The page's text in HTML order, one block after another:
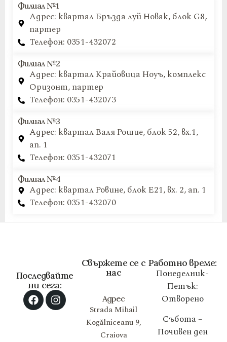
Филиал №1
Адрес: квартал Бръзда луй Новак, блок G8,
партер
Телефон: 0351-432072
Филиал №2
Адрес: квартал Крайовица Ноуъ, комплекс
Оризонт, партер
Телефон: 0351-432073
Филиал №3
Адрес: квартал Валя Рошие, блок 52, вх.1,
ап. 1
Телефон: 0351-432071
Филиал №4
Адрес: квартал Ровине, блок E21, вх. 2, ап. 1
Телефон: 0351-432070
Работно време:
Понеделник-
Петък:
Отворено
Събота –
Почивен ден
Свържете се с
нас
Адрес
Strada Mihail
Kogălniceanu 9,
Craiova
Последвайте
ни сега: